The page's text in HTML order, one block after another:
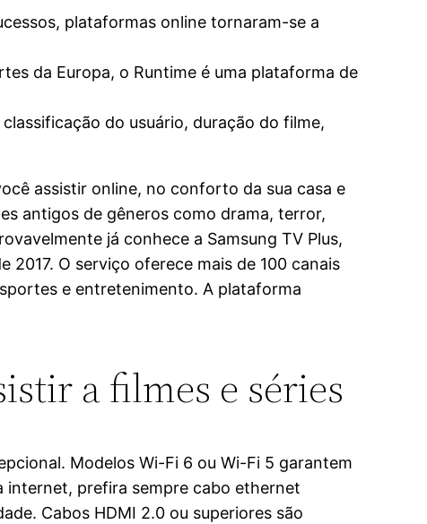
plataformas online tornaram-se a
da Europa, o Runtime é uma plataforma de
do usuário, duração do filme,
assistir online, no conforto da sua casa e
antigos de gêneros como drama, terror,
já conhece a Samsung TV Plus,
O serviço oferece mais de 100 canais
e entretenimento. A plataforma
a filmes e séries
Modelos Wi-Fi 6 ou Wi-Fi 5 garantem
internet, prefira sempre cabo ethernet
Cabos HDMI 2.0 ou superiores são